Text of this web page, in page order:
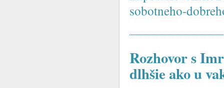
sobotneho-
Rozhovor s
dlhšie ako u